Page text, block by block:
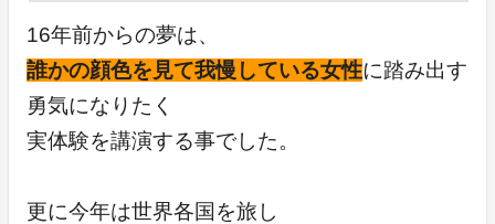
16年前からの夢は、
誰かの顔色を見て我慢している女性に踏み出す
勇気になりたく
実体験を講演する事でした。
更に今年は世界各国を旅し